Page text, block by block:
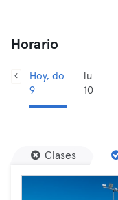
Horario
Hoy, do
9
lu
10
Clases